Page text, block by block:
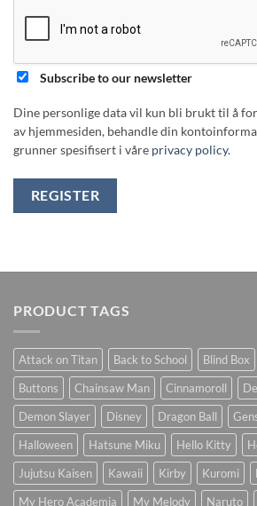
Subscribe to our newsletter
Dine personlige data vil kun bli brukt til å
av hjemmesiden, behandle din
grunner spesifisert i våre privacy policy.
REGISTER
PRODUCT TAGS
Attack on Titan Back to School Blind Box
Buttons
Chainsaw Man Cinnamoroll
Demon Slayer
Disney Dragon Ball
Halloween
Hatsune Miku Hello Kitty
Jujutsu Kaisen
Kawaii Kirby Kuromi
My Hero Academia
My Melody Naruto